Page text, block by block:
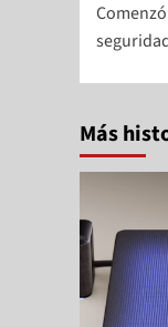
Más